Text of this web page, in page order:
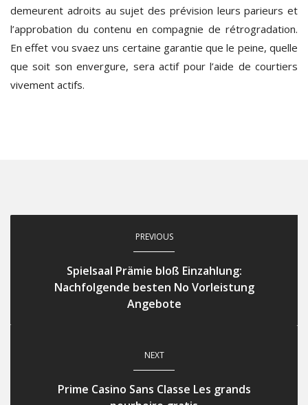
demeurent adroits au sujet des prévision leurs parieurs et
l’approbation du contenu en compagnie de rétrogradation.
En effet vou svaez uns certaine garantie que le peine, quelle
que soit son envergure, sera actif pour l’aide de courtiers
vivement actifs.
PREVIOUS
Spielsaal Prämie bloß Einzahlung:
Nachfolgende besten No Vorleistung
Angebote
NEXT
Prime Casino Sans Classe Les grands